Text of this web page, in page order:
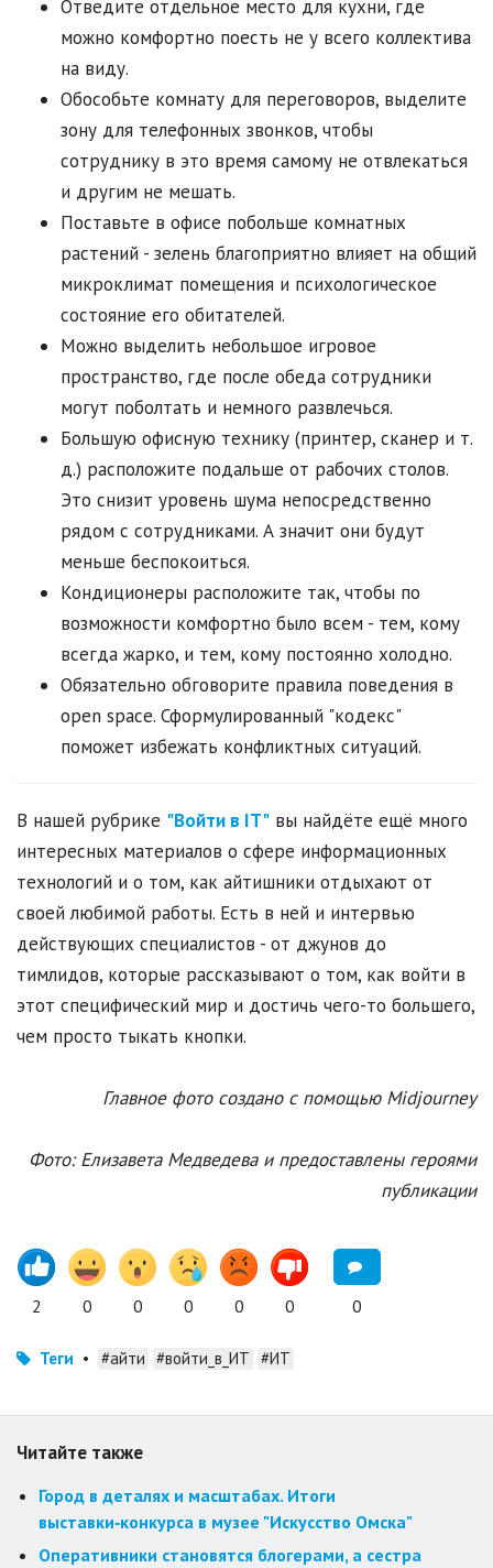
Отведите отдельное место для кухни, где
можно комфортно поесть не у всего коллектива
на виду.
Обособьте комнату для переговоров, выделите
зону для телефонных звонков, чтобы
сотруднику в это время самому не отвлекаться
и другим не мешать.
Поставьте в офисе побольше комнатных
растений - зелень благоприятно влияет на общий
микроклимат помещения и психологическое
состояние его обитателей.
Можно выделить небольшое игровое
пространство, где после обеда сотрудники
могут поболтать и немного развлечься.
Большую офисную технику (принтер, сканер и т.
д.) расположите подальше от рабочих столов.
Это снизит уровень шума непосредственно
рядом с сотрудниками. А значит они будут
меньше беспокоиться.
Кондиционеры расположите так, чтобы по
возможности комфортно было всем - тем, кому
всегда жарко, и тем, кому постоянно холодно.
Обязательно обговорите правила поведения в
open space. Сформулированный "кодекс"
поможет избежать конфликтных ситуаций.
В нашей рубрике "Войти в IT" вы найдёте ещё много
интересных материалов о сфере информационных
технологий и о том, как айтишники отдыхают от
своей любимой работы. Есть в ней и интервью
действующих специалистов - от джунов до
тимлидов, которые рассказывают о том, как войти в
этот специфический мир и достичь чего-то большего,
чем просто тыкать кнопки.
Главное фото создано с помощью Midjourney
Фото: Елизавета Медведева и предоставлены героями
публикации
2 0 0 0 0 0 0
Теги • #айти #войти_в_ИТ #ИТ
Читайте также
Город в деталях и масштабах. Итоги
выставки‑конкурса в музее "Искусство Омска"
Оперативники становятся блогерами, а сестра